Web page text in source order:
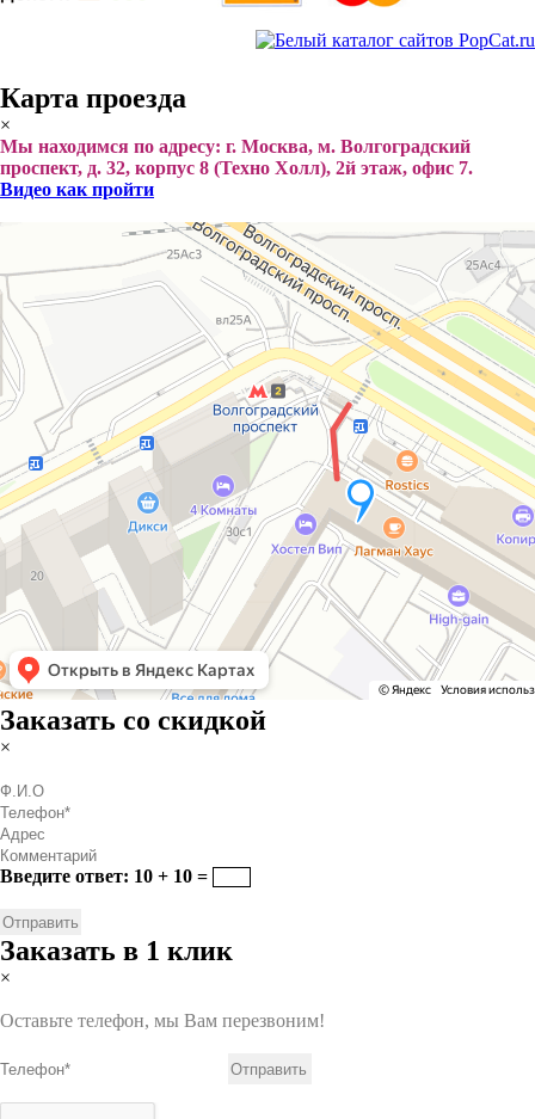
Карта проезда
×
Мы находимся по адресу: г. Москва, м. Волгоградский
проспект, д. 32, корпус 8 (Техно Холл), 2й этаж, офис 7.
Видео как пройти
Заказать со скидкой
×
Введите ответ: 10 + 10 =
Заказать в 1 клик
×
Оставьте телефон, мы Вам перезвоним!